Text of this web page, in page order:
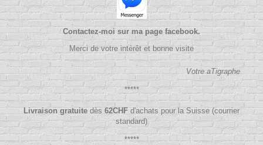
Contactez-moi sur ma page facebook.
Merci de votre intérêt et bonne visite
Votre aTigraphe
*****
Livraison gratuite dès 62CHFd'achats pour la Suisse (courrier
standard)
*****